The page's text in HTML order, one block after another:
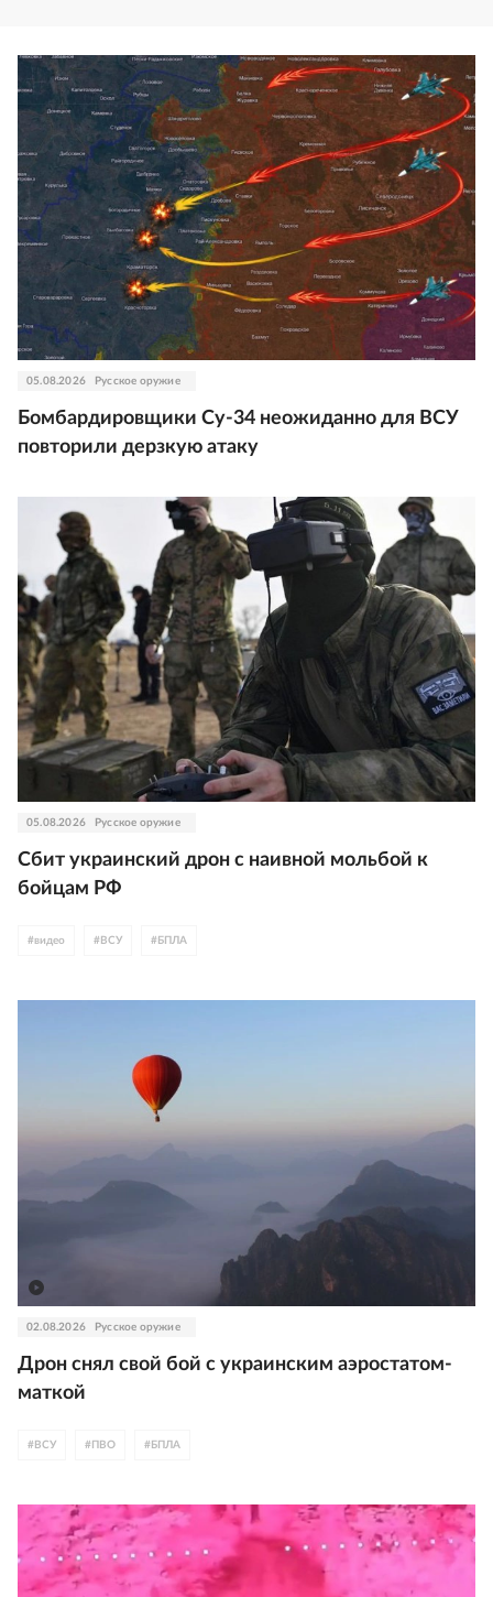
05.08.2026 Русское оружие
Бомбардировщики Су-34 неожиданно для ВСУ
повторили дерзкую атаку
05.08.2026 Русское оружие
Сбит украинский дрон с наивной мольбой к
бойцам РФ
#видео # ВСУ # БПЛА
02.08.2026 Русское оружие
Дрон снял свой бой с украинским аэростатом-
маткой
# ВСУ # ПВО # БПЛА